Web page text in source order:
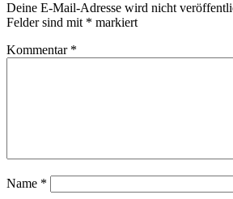
Deine E-Mail-Adresse wird nicht
Felder sind mit * markiert
Kommentar *
Name *